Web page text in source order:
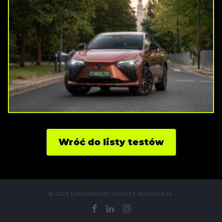
Wróć do listy testów
© 2025 LUCASPHOTO ŁUKASZ WASILCZUK